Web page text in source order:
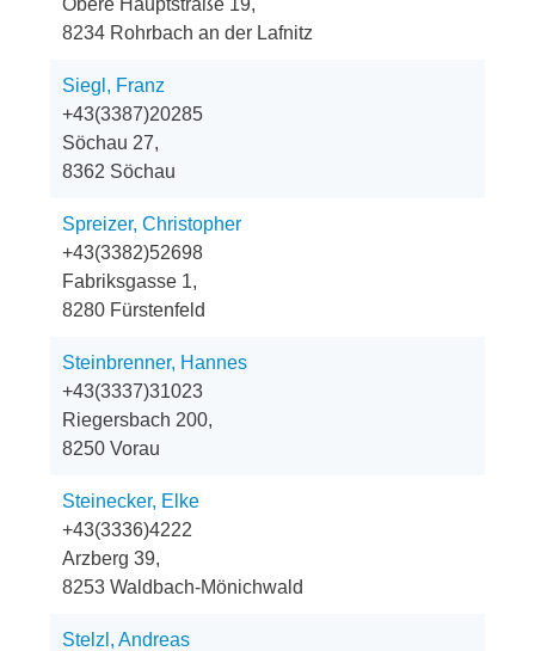
Obere Hauptstraße 19,
8234 Rohrbach an der Lafnitz
Siegl, Franz
+43(3387)20285
Söchau 27,
8362 Söchau
Spreizer, Christopher
+43(3382)52698
Fabriksgasse 1,
8280 Fürstenfeld
Steinbrenner, Hannes
+43(3337)31023
Riegersbach 200,
8250 Vorau
Steinecker, Elke
+43(3336)4222
Arzberg 39,
8253 Waldbach-Mönichwald
Stelzl, Andreas